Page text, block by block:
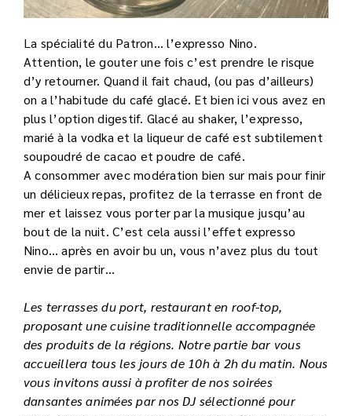
La spécialité du Patron… l’expresso Nino.
Attention, le gouter une fois c’est prendre le risque
d’y retourner. Quand il fait chaud, (ou pas d’ailleurs)
on a l’habitude du café glacé. Et bien ici vous avez en
plus l’option digestif. Glacé au shaker, l’expresso,
marié à la vodka et la liqueur de café est subtilement
soupoudré de cacao et poudre de café.
A consommer avec modération bien sur mais pour finir
un délicieux repas, profitez de la terrasse en front de
mer et laissez vous porter par la musique jusqu’au
bout de la nuit. C’est cela aussi l’effet expresso
Nino… après en avoir bu un, vous n’avez plus du tout
envie de partir…
Les terrasses du port, restaurant en roof-top,
proposant une cuisine traditionnelle accompagnée
des produits de la régions. Notre partie bar vous
accueillera tous les jours de 10h à 2h du matin. Nous
vous invitons aussi à profiter de nos soirées
dansantes animées par nos DJ sélectionné pour